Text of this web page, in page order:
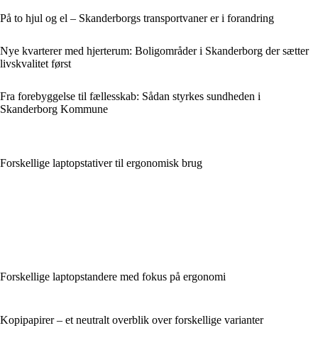
På to hjul og el – Skanderborgs transportvaner er i forandring
Nye kvarterer med hjerterum: Boligområder i Skanderborg der sætter
livskvalitet først
Fra forebyggelse til fællesskab: Sådan styrkes sundheden i
Skanderborg Kommune
Forskellige laptopstativer til ergonomisk brug
Forskellige laptopstandere med fokus på ergonomi
Kopipapirer – et neutralt overblik over forskellige varianter